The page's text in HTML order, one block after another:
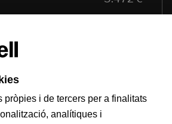
pròpies i de tercers per a finalitats
analítiques i